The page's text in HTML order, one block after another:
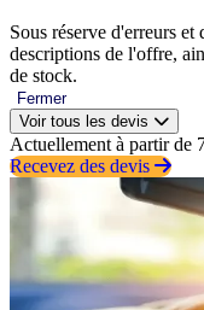
Sous réserve d'erreurs
descriptions de l'offre,
de stock.
Fermer
Voir tous les devis
Actuellement à partir de
Recevez des devis